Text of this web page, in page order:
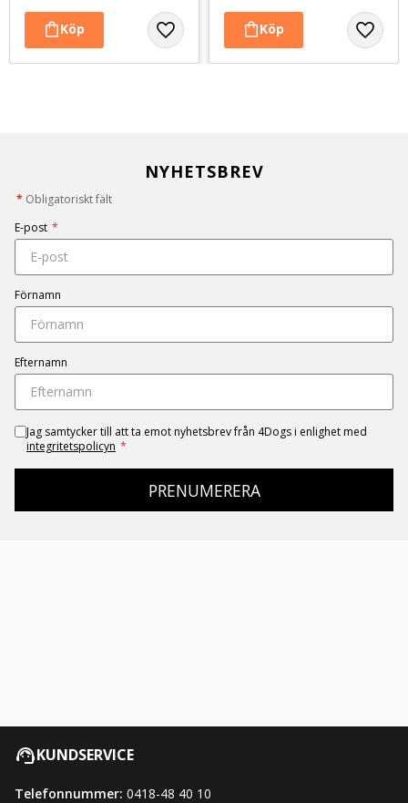
NYHETSBREV
* Obligatoriskt fält
E-post *
Förnamn
Efternamn
Jag samtycker till att ta emot nyhetsbrev från 4Dogs i enlighet med
integritetspolicyn *
PRENUMERERA
KUNDSERVICE
Telefonnummer: 0418-48 40 10